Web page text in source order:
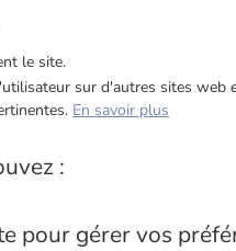
le site.
sur d'autres sites
En savoir plus
:
pour gérer vos